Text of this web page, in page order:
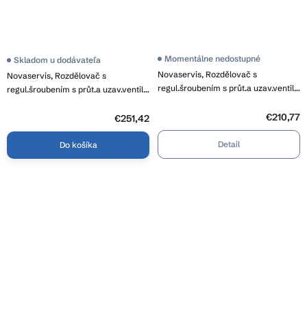
Novaservis, Rozdělovač s
regul.šroubením s průt.a uzav.ventily
Skladom u dodávateľa
€251,42
Do košíka
Novaservis, Rozdělovač s
regul.šroubením s průt.a uzav.ventily
Momentálne nedostupné
€210,77
Detail